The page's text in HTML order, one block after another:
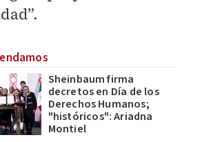
Sheinbaum firma
decretos en Día de los
Derechos Humanos;
"históricos": Ariadna
Montiel